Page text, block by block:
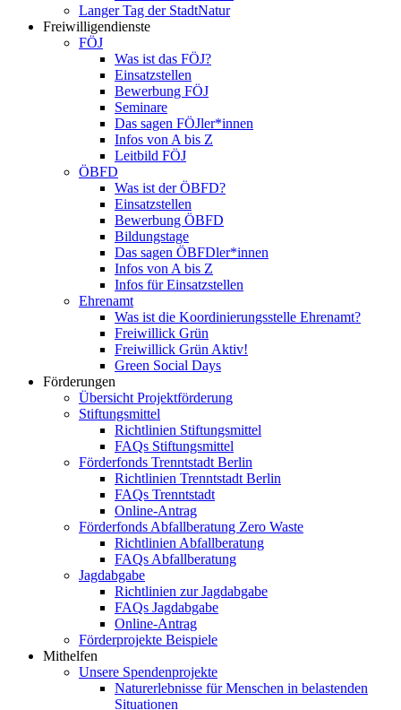
Langer Tag der StadtNatur
Freiwilligendienste
FÖJ
Was ist das FÖJ?
Einsatzstellen
Bewerbung FÖJ
Seminare
Das sagen FÖJler*innen
Infos von A bis Z
Leitbild FÖJ
ÖBFD
Was ist der ÖBFD?
Einsatzstellen
Bewerbung ÖBFD
Bildungstage
Das sagen ÖBFDler*innen
Infos von A bis Z
Infos für Einsatzstellen
Ehrenamt
Was ist die Koordinierungsstelle Ehrenamt?
Freiwillick Grün
Freiwillick Grün Aktiv!
Green Social Days
Förderungen
Übersicht Projektförderung
Stiftungsmittel
Richtlinien Stiftungsmittel
FAQs Stiftungsmittel
Förderfonds Trenntstadt Berlin
Richtlinien Trenntstadt Berlin
FAQs Trenntstadt
Online-Antrag
Förderfonds Abfallberatung Zero Waste
Richtlinien Abfallberatung
FAQs Abfallberatung
Jagdabgabe
Richtlinien zur Jagdabgabe
FAQs Jagdabgabe
Online-Antrag
Förderprojekte Beispiele
Mithelfen
Unsere Spendenprojekte
Naturerlebnisse für Menschen in belastenden
Situationen